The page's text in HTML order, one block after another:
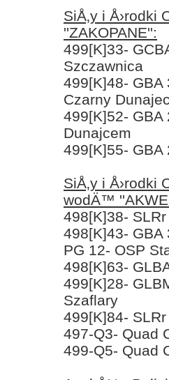
SiÅ‚y i
''ZAKOPANE'':
499[K]33-
Szczawnica
499[K]48-
Czarny
499[K]52- GBA
Dunajcem
499[K]55- GBA
SiÅ‚y i
wodÄ™
498[K]38-
498[K]43-
PG 12- OSP
498[K]63-
499[K]28-
Szaflary
499[K]84-
497-Q3- Quad
499-Q5- Quad